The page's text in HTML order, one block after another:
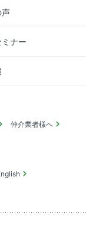
声
ナー
仲介業者様へ